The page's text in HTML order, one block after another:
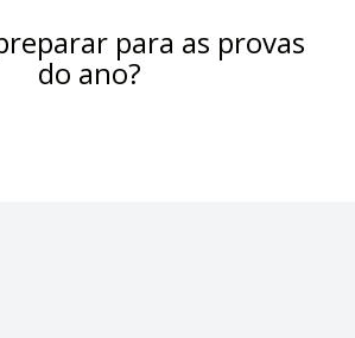
para as provas
do ano?